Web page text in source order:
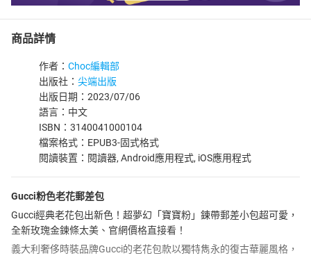
商品詳情
作者： Choc編輯部
出版社： 尖端出版
出版日期：2023/07/06
語言：中文
ISBN：3140041000104
檔案格式：EPUB3-固式格式
閱讀裝置：閱讀器, Android應用程式, iOS應用程式
Gucci粉色老花郵差包
Gucci經典老花包出新色！超夢幻「寶寶粉」鍊帶郵差小包超可愛，
全新玫瑰金鍊條太美、官網價格直接看！
義大利奢侈時裝品牌Gucci的老花包款以獨特雋永的復古華麗風格，